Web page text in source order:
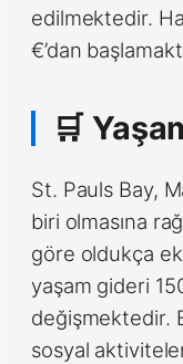
edilmektedir.
€’dan
🛒
St. Pauls Bay,
biri olmasına
göre oldukça
yaşam gideri
değişmektedir.
sosyal